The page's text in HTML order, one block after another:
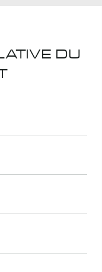
DU